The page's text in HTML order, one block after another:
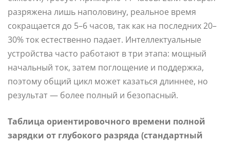
разряжена лишь наполовину, реальное время
сокращается до 5–6 часов, так как на последних 20–
30% ток естественно падает. Интеллектуальные
устройства часто работают в три этапа: мощный
начальный ток, затем поглощение и поддержка,
поэтому общий цикл может казаться длиннее, но
результат — более полный и безопасный.
Таблица ориентировочного времени полной
зарядки от глубокого разряда (стандартный